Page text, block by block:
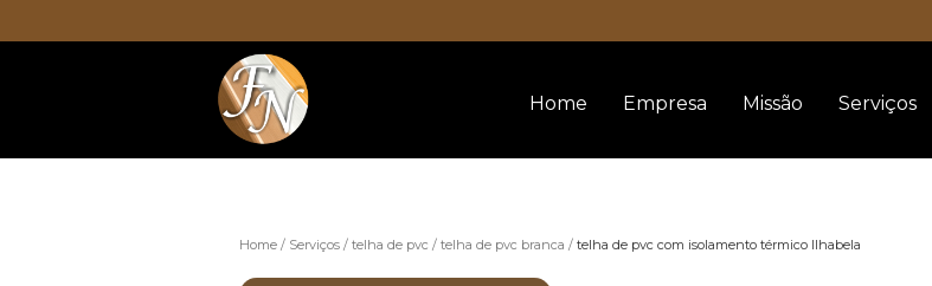
Home Empresa Missão Serviços
Home Serviços telha de pvc telha de pvc branca telha de pvc com isolamento térmico Ilhabela